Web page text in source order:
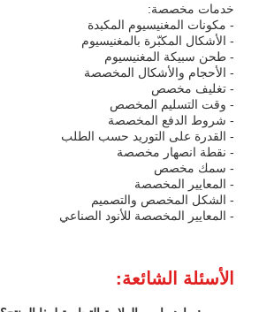
خدمات مخصصة:
- مكونات المغنيسيوم المكبدة
- الأشكال المكبّرة بالمغنيسيوم
- طحن سبيكة المغنيسيوم
- الأحجام والأشكال المخصصة
- تغليف مخصص
- وقت التسليم المخصص
- شروط الدفع المخصصة
- القدرة على التوريد حسب الطلب
- نقطة انصهار مخصصة
- سمك مخصص
- المعايير المخصصة
- الشكل المخصص والتصميم
- المعايير المخصصة للأنود الصناعي
الأسئلة الشائعة: